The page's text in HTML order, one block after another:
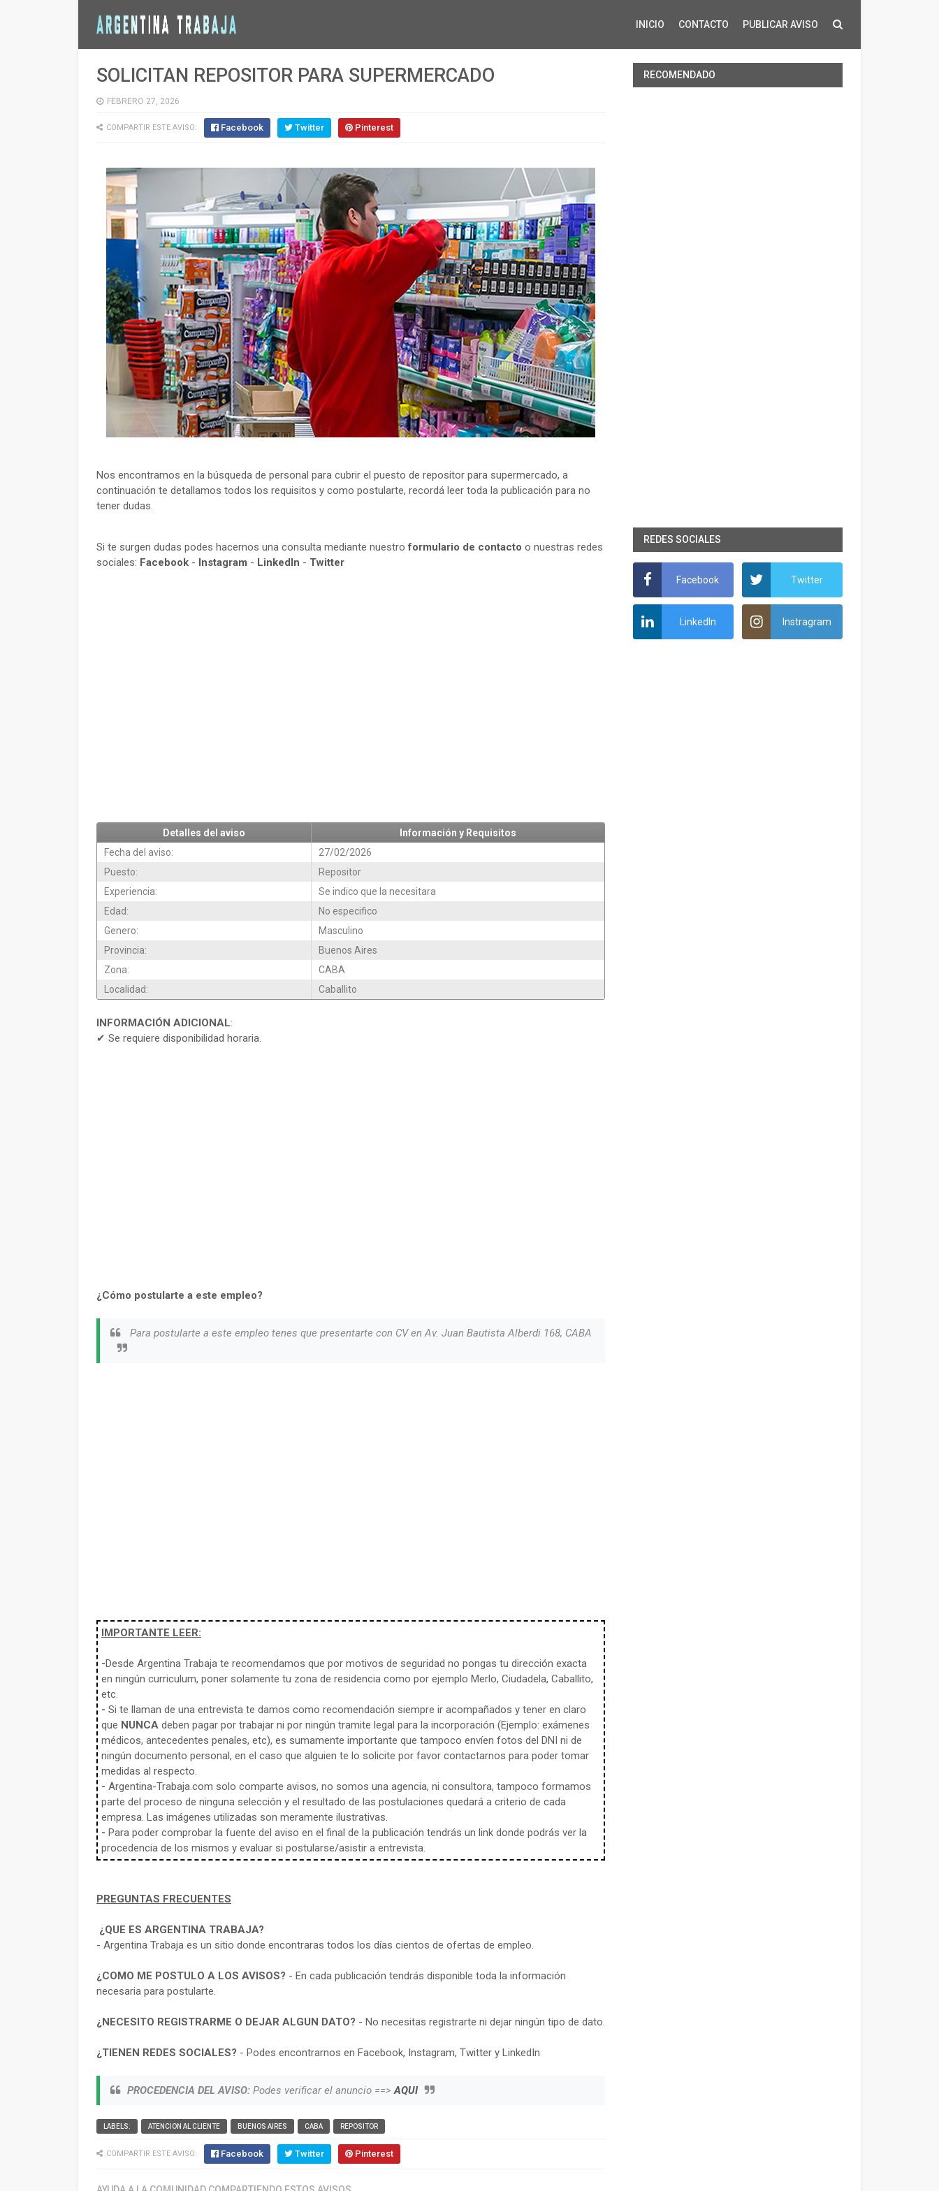
INICIO CONTACTO PUBLICAR AVISO
SOLICITAN REPOSITOR PARA SUPERMERCADO
FEBRERO 27, 2026
COMPARTIR ESTE AVISO: Facebook Twitter Pinterest
Nos encontramos en la búsqueda de personal para cubrir el puesto de repositor para supermercado, a
continuación te detallamos todos los requisitos y como postularte, recordá leer toda la publicación para no
tener dudas.
Si te surgen dudas podes hacernos una consulta mediante nuestroformulario de contacto o nuestras redes
sociales: Facebook - Instagram - LinkedIn - Twitter
Detalles del aviso
Información y Requisitos
Fecha del aviso:
27/02/2026
Puesto:
Repositor
Experiencia:
Se indico que la necesitara
Edad:
No especifico
Genero:
Masculino
Provincia:
Buenos Aires
Zona:
CABA
Localidad:
Caballito
INFORMACIÓN ADICIONAL:
✔ Se requiere disponibilidad horaria.
¿Cómo postularte a este empleo?
Para postularte a este empleo tenes que presentarte con CV en Av. Juan Bautista Alberdi 168, CABA
IMPORTANTE LEER:
-Desde Argentina Trabaja te recomendamos que por motivos de seguridad no pongas tu dirección exacta
en ningún curriculum, poner solamente tu zona de residencia como por ejemplo Merlo, Ciudadela, Caballito,
etc.
- Si te llaman de una entrevista te damos como recomendación siempre ir acompañados y tener en claro
que NUNCA deben pagar por trabajar ni por ningún tramite legal para la incorporación (Ejemplo: exámenes
médicos, antecedentes penales, etc), es sumamente importante que tampoco envíen fotos del DNI ni de
ningún documento personal, en el caso que alguien te lo solicite por favor contactarnos para poder tomar
medidas al respecto.
- Argentina-Trabaja.com solo comparte avisos, no somos una agencia, ni consultora, tampoco formamos
parte del proceso de ninguna selección y el resultado de las postulaciones quedará a criterio de cada
empresa. Las imágenes utilizadas son meramente ilustrativas.
- Para poder comprobar la fuente del aviso en el final de la publicación tendrás un link donde podrás ver la
procedencia de los mismos y evaluar si postularse/asistir a entrevista.
PREGUNTAS FRECUENTES
¿QUE ES ARGENTINA TRABAJA?
- Argentina Trabaja es un sitio donde encontraras todos los días cientos de ofertas de empleo.
¿COMO ME POSTULO A LOS AVISOS? - En cada publicación tendrás disponible toda la información
necesaria para postularte.
¿NECESITO REGISTRARME O DEJAR ALGUN DATO? - No necesitas registrarte ni dejar ningún tipo de dato.
¿TIENEN REDES SOCIALES? - Podes encontrarnos en Facebook, Instagram, Twitter y LinkedIn
PROCEDENCIA DEL AVISO: Podes verificar el anuncio ==>AQUI
LABELS: ATENCION AL CLIENTE BUENOS AIRES CABA REPOSITOR
COMPARTIR ESTE AVISO: Facebook Twitter Pinterest
RECOMENDADO
REDES SOCIALES
Facebook Twitter
LinkedIn Instragram